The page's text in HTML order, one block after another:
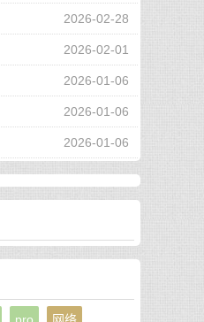
2026-02-28
2026-02-01
2026-01-06
2026-01-06
2026-01-06
pro 网络